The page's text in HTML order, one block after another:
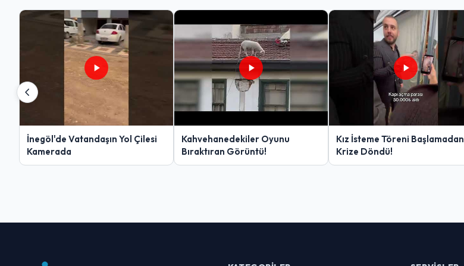
İnegöl'de Vatandaşın Yol Çilesi
Kamerada
Kahvehanedekiler Oyunu
Bıraktıran Görüntü!
Kız İsteme Töreni Başlamadan
Krize Döndü!